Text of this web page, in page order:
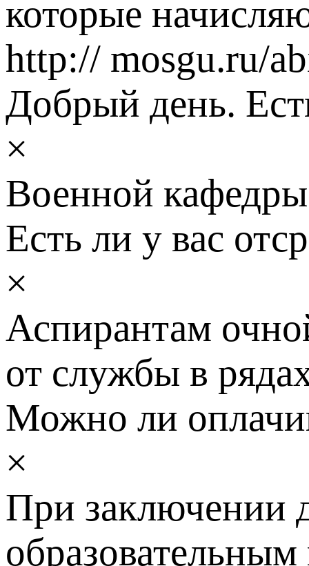
которые
http:// mosgu.ru/
Добрый день.
×
Военной кафедры
Есть ли у вас
×
Аспирантам
от службы в
Можно ли
×
При заключении